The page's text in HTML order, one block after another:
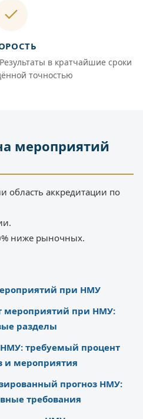
в кратчайшие сроки
точностью
мероприятий
область аккредитации по
ниже рыночных.
при НМУ
мероприятий при НМУ:
разделы
НМУ: требуемый процент
и мероприятия
прогноз НМУ:
требования